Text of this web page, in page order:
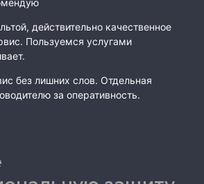
действительно качественное
Пользуемся услугами
без лишних слов. Отдельная
за оперативность.